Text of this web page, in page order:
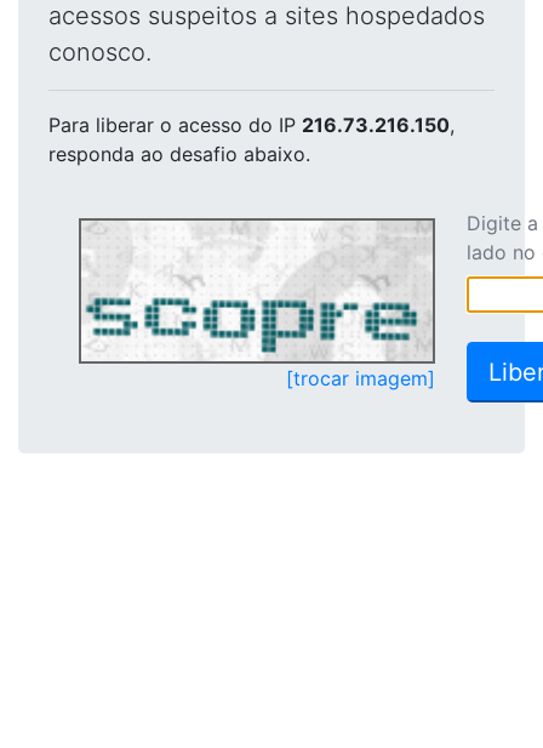
acessos suspeitos a sites hospedados
conosco.
Para liberar o acesso do IP 216.73.216.150,
responda ao desafio abaixo.
[trocar imagem]
Digite
lado no